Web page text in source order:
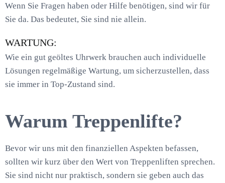
Wenn Sie Fragen haben oder Hilfe benötigen, sind wir für
Sie da. Das bedeutet, Sie sind nie allein.
WARTUNG:
Wie ein gut geöltes Uhrwerk brauchen auch individuelle
Lösungen regelmäßige Wartung, um sicherzustellen, dass
sie immer in Top-Zustand sind.
Warum Treppenlifte?
Bevor wir uns mit den finanziellen Aspekten befassen,
sollten wir kurz über den Wert von Treppenliften sprechen.
Sie sind nicht nur praktisch, sondern sie geben auch das